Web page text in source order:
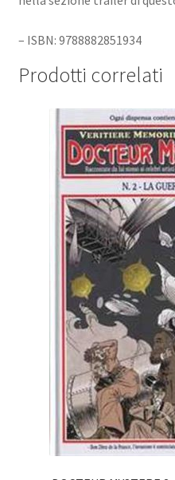
– ISBN: 9788882851934
Prodotti correlati